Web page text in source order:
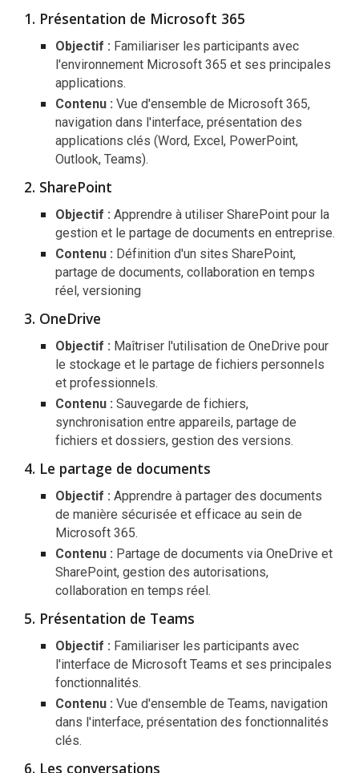
Présentation de Microsoft 365
Objectif : Familiariser les participants avec
l'environnement Microsoft 365 et ses principales
applications.
Contenu : Vue d'ensemble de Microsoft 365,
navigation dans l'interface, présentation des
applications clés (Word, Excel, PowerPoint,
Outlook, Teams).
SharePoint
Objectif : Apprendre à utiliser SharePoint pour la
gestion et le partage de documents en entreprise.
Contenu : Définition d'un sites SharePoint,
partage de documents, collaboration en temps
réel, versioning
OneDrive
Objectif : Maîtriser l'utilisation de OneDrive pour
le stockage et le partage de fichiers personnels
et professionnels.
Contenu : Sauvegarde de fichiers,
synchronisation entre appareils, partage de
fichiers et dossiers, gestion des versions.
Le partage de documents
Objectif : Apprendre à partager des documents
de manière sécurisée et efficace au sein de
Microsoft 365.
Contenu : Partage de documents via OneDrive et
SharePoint, gestion des autorisations,
collaboration en temps réel.
Présentation de Teams
Objectif : Familiariser les participants avec
l'interface de Microsoft Teams et ses principales
fonctionnalités.
Contenu : Vue d'ensemble de Teams, navigation
dans l'interface, présentation des fonctionnalités
clés.
Les conversations